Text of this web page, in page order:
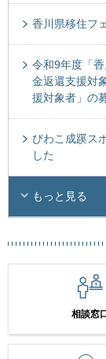
香川県移住フ
令和9年度「
金返還支援対
援対象者」の
びわこ成蹊ス
した
もっと見る
相談窓口